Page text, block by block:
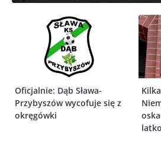
Oficjalnie: Dąb Sława-
Przybyszów wycofuje się z
okręgówki